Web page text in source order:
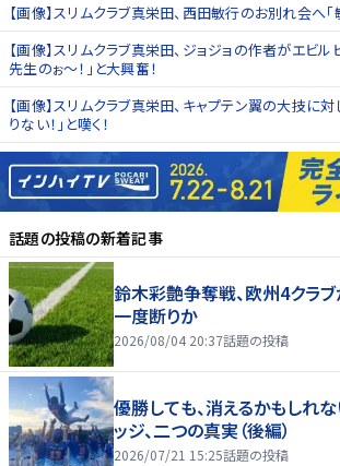
【画像】スリムクラブ真栄田、西田敏行のお別れ会へ「
【画像】スリムクラブ真栄田、ジョジョの作者がエビ
先生のぉ〜！」と大興奮！
【画像】スリムクラブ真栄田、キャプテン翼の大技に
りない！」と嘆く！
話題の投稿の新着記事
鈴木彩艶争奪戦、欧州4クラ
一度断りか
2026/08/04 20:37話題の投稿
優勝しても、消えるかもしれな
ッジ、二つの真実（後編）
2026/07/21 15:25話題の投稿